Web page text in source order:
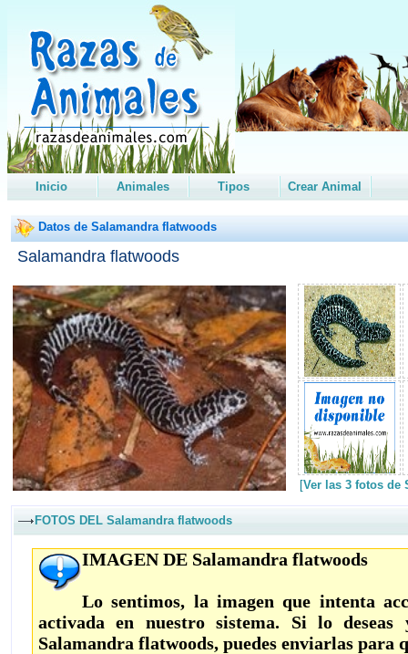
Inicio Animales Tipos Crear Animal
Datos de Salamandra flatwoods
Salamandra flatwoods
[Ver las 3 fotos de
FOTOS DEL Salamandra flatwoods
IMAGEN DE Salamandra flatwoods
Lo sentimos, la imagen que intenta
activada en nuestro sistema. Si lo deseas
Salamandra flatwoods, puedes enviarlas para